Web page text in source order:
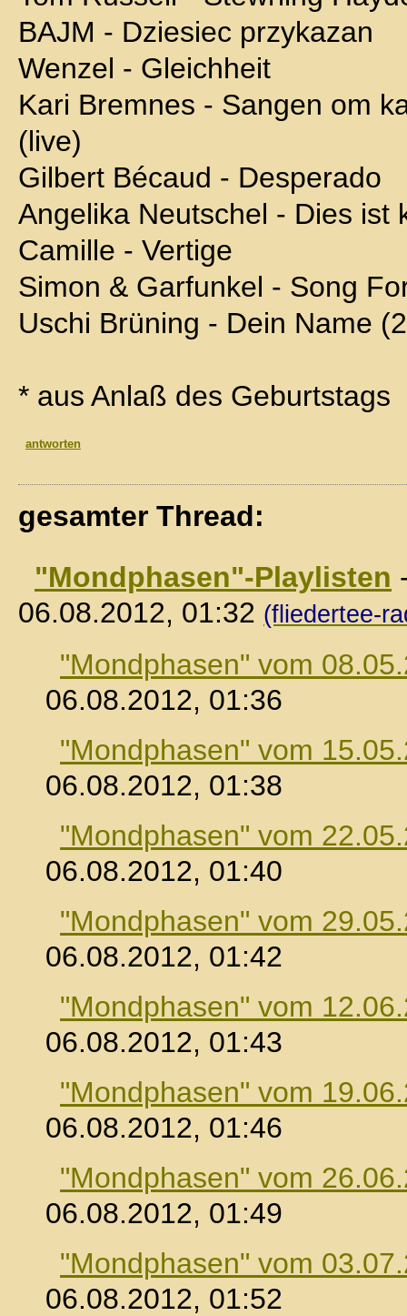
BAJM - Dziesiec przykazan
Wenzel - Gleichheit
Kari Bremnes - Sangen om
(live)
Gilbert Bécaud - Desperado
Angelika Neutschel - Dies ist
Camille - Vertige
Simon & Garfunkel - Song
Uschi Brüning - Dein Name
* aus Anlaß des Geburtstags
antworten
gesamter Thread:
"Mondphasen"-Playlisten
06.08.2012, 01:32 (fliedertee-
"Mondphasen" vom
06.08.2012, 01:36
"Mondphasen" vom
06.08.2012, 01:38
"Mondphasen" vom
06.08.2012, 01:40
"Mondphasen" vom
06.08.2012, 01:42
"Mondphasen" vom
06.08.2012, 01:43
"Mondphasen" vom
06.08.2012, 01:46
"Mondphasen" vom
06.08.2012, 01:49
"Mondphasen" vom
06.08.2012, 01:52